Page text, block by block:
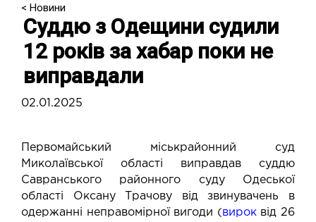
< Новини
Суддю з Одещини судили
12 років за хабар поки не
виправдали
02.01.2025
Первомайський міськрайонний суд
Миколаївської області виправдав суддю
Савранського районного суду Одеської
області Оксану Трачову від звинувачень в
одержанні неправомірної вигоди (вирок від 26